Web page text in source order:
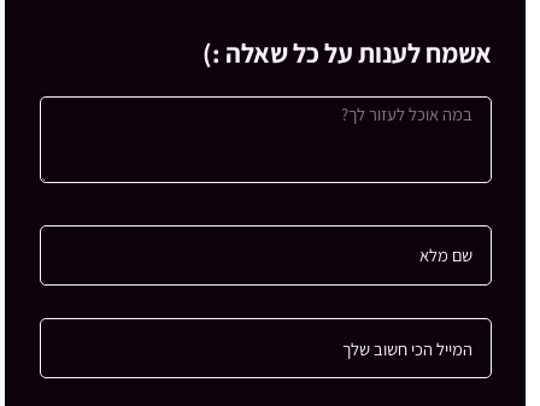
אשמח לענות על כל שאלה :)